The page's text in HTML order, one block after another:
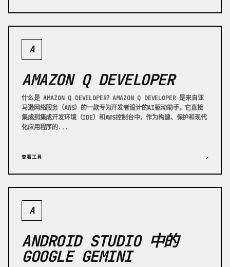
A
AMAZON Q DEVELOPER
什么是 AMAZON Q DEVELOPER？AMAZON Q DEVELOPER 是来自亚
马逊网络服务（AWS）的一款专为开发者设计的AI驱动助手。它直接
集成到集成开发环境（IDE）和AWS控制台中，作为构建、保护和现代
化应用程序的...
查看工具 ↗
A
ANDROID STUDIO 中的
GOOGLE GEMINI